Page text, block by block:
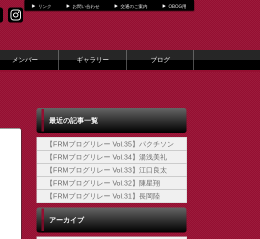
リンク お問い合わせ 交通のご案内 OBOG用
メンバー ギャラリー ブログ
最近の記事一覧
【FRMブログリレー Vol.35】パクチソン
【FRMブログリレー Vol.34】湯浅美礼
【FRMブログリレー Vol.33】江口良太
【FRMブログリレー Vol.32】陳星翔
【FRMブログリレー Vol.31】長岡陸
アーカイブ